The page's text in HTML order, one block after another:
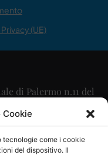
Cookie
tecnologie come i cookie
del dispositivo. Il
(UE)
di Palermo n.11 del